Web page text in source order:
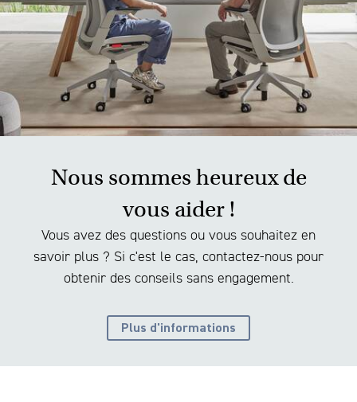
Nous sommes heureux de
vous aider !
Vous avez des questions ou vous souhaitez en
savoir plus ? Si c'est le cas, contactez-nous pour
obtenir des conseils sans engagement.
Plus d'informations